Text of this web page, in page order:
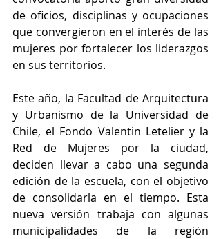
de oficios, disciplinas y ocupaciones
que convergieron en el interés de las
mujeres por fortalecer los liderazgos
en sus territorios.
Este año, la Facultad de Arquitectura
y Urbanismo de la Universidad de
Chile, el Fondo Valentin Letelier y la
Red de Mujeres por la ciudad,
deciden llevar a cabo una segunda
edición de la escuela, con el objetivo
de consolidarla en el tiempo. Esta
nueva versión trabaja con algunas
municipalidades de la región